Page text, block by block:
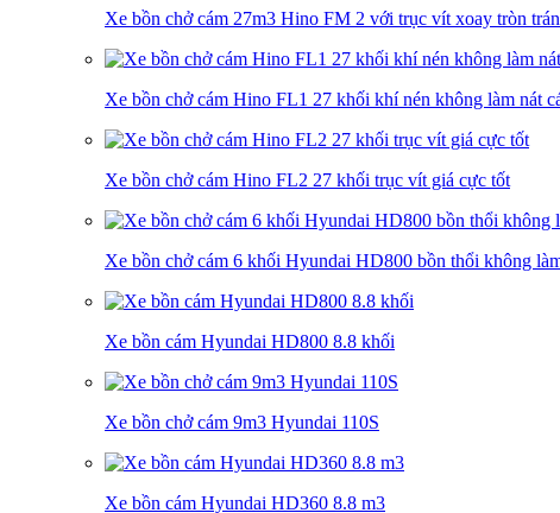
Xe bồn chở cám 27m3 Hino FM 2 với trục vít xoay tròn
Xe bồn chở cám Hino FL1 27 khối khí nén không làm nát
Xe bồn chở cám Hino FL2 27 khối trục vít giá cực tốt
Xe bồn chở cám 6 khối Hyundai HD800 bồn thổi không
Xe bồn cám Hyundai HD800 8.8 khối
Xe bồn chở cám 9m3 Hyundai 110S
Xe bồn cám Hyundai HD360 8.8 m3